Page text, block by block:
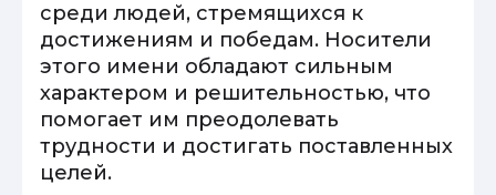
среди людей, стремящихся к
достижениям и победам. Носители
этого имени обладают сильным
характером и решительностью, что
помогает им преодолевать
трудности и достигать поставленных
целей.